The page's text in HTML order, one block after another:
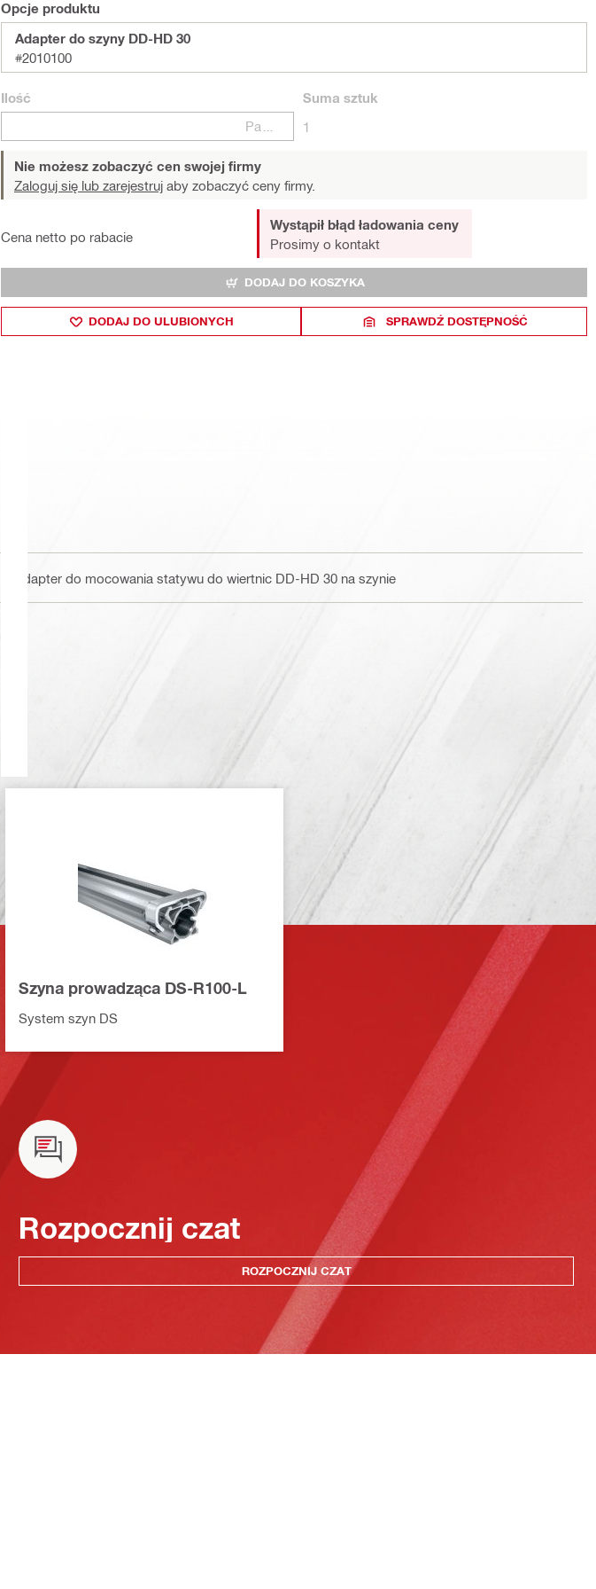
Opcje produktu
Adapter do szyny DD-HD 30
#2010100
Ilość
Suma sztuk
1
Nie możesz zobaczyć cen swojej firmy
Zaloguj się lub zarejestruj aby zobaczyć ceny firmy.
Cena netto po rabacie
Wystąpił błąd ładowania ceny
Prosimy o kontakt
DODAJ DO KOSZYKA
DODAJ DO ULUBIONYCH SPRAWDŹ DOSTĘPNOŚĆ
Adapter do mocowania statywu do wiertnic DD-HD 30 na szynie
Szyna prowadząca DS-R100-L
System szyn DS
Rozpocznij czat
ROZPOCZNIJ CZAT